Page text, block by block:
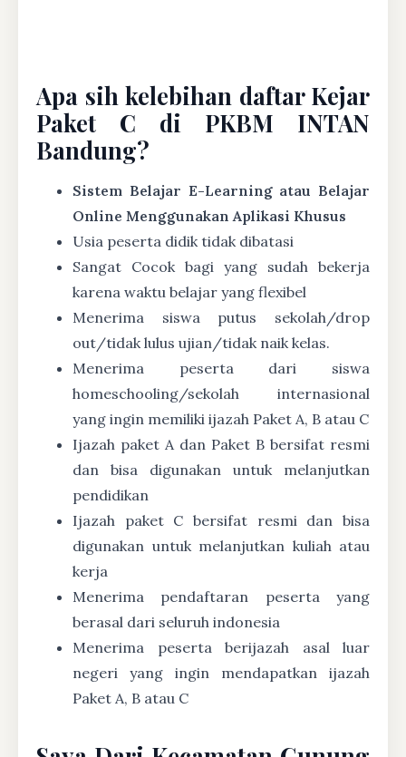
Apa sih kelebihan daftar Kejar
Paket C di PKBM INTAN
Bandung?
Sistem Belajar E-Learning atau Belajar
Online Menggunakan Aplikasi Khusus
Usia peserta didik tidak dibatasi
Sangat Cocok bagi yang sudah bekerja
karena waktu belajar yang flexibel
Menerima siswa putus sekolah/drop
out/tidak lulus ujian/tidak naik kelas.
Menerima peserta dari siswa
homeschooling/sekolah internasional
yang ingin memiliki ijazah Paket A, B atau C
Ijazah paket A dan Paket B bersifat resmi
dan bisa digunakan untuk melanjutkan
pendidikan
Ijazah paket C bersifat resmi dan bisa
digunakan untuk melanjutkan kuliah atau
kerja
Menerima pendaftaran peserta yang
berasal dari seluruh indonesia
Menerima peserta berijazah asal luar
negeri yang ingin mendapatkan ijazah
Paket A, B atau C